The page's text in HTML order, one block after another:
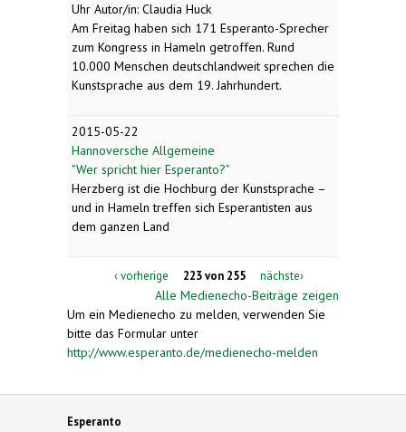
Uhr Autor/in: Claudia Huck
Am Freitag haben sich 171 Esperanto-Sprecher
zum Kongress in Hameln getroffen. Rund
10.000 Menschen deutschlandweit sprechen die
Kunstsprache aus dem 19. Jahrhundert.
2015-05-22
Hannoversche Allgemeine
"Wer spricht hier Esperanto?"
Herzberg ist die Hochburg der Kunstsprache –
und in Hameln treffen sich Esperantisten aus
dem ganzen Land
‹ vorherige 223 von 255 nächste›
Alle Medienecho-Beiträge zeigen
Um ein Medienecho zu melden, verwenden Sie
bitte das Formular unter
http://www.esperanto.de/medienecho-melden
Esperanto